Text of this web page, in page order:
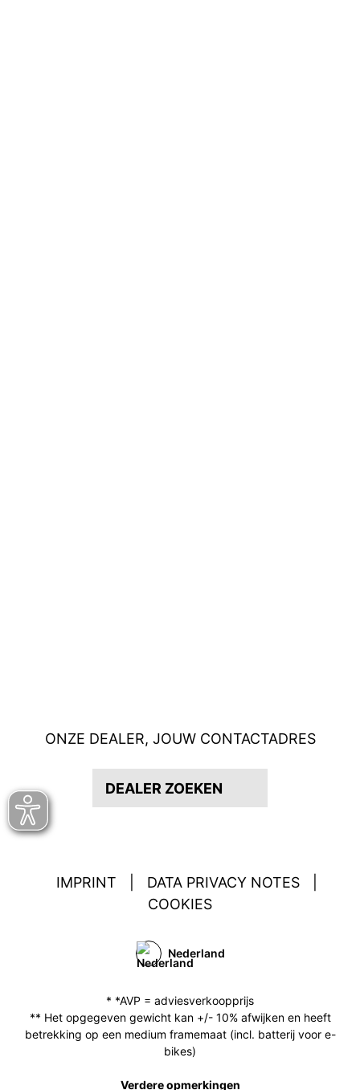
ONZE DEALER, JOUW CONTACTADRES
DEALER ZOEKEN
IMPRINT DATA PRIVACY NOTES
COOKIES
Nederland
* *AVP = adviesverkoopprijs
** Het opgegeven gewicht kan +/- 10% afwijken en heeft
betrekking op een medium framemaat (incl. batterij voor e-
bikes)
Verdere opmerkingen